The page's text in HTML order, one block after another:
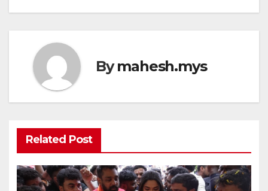
Bymahesh.mys
Related Post